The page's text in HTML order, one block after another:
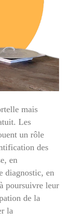
mais
Les
un rôle
des
en
diagnostic, en
poursuivre leur
de la
la